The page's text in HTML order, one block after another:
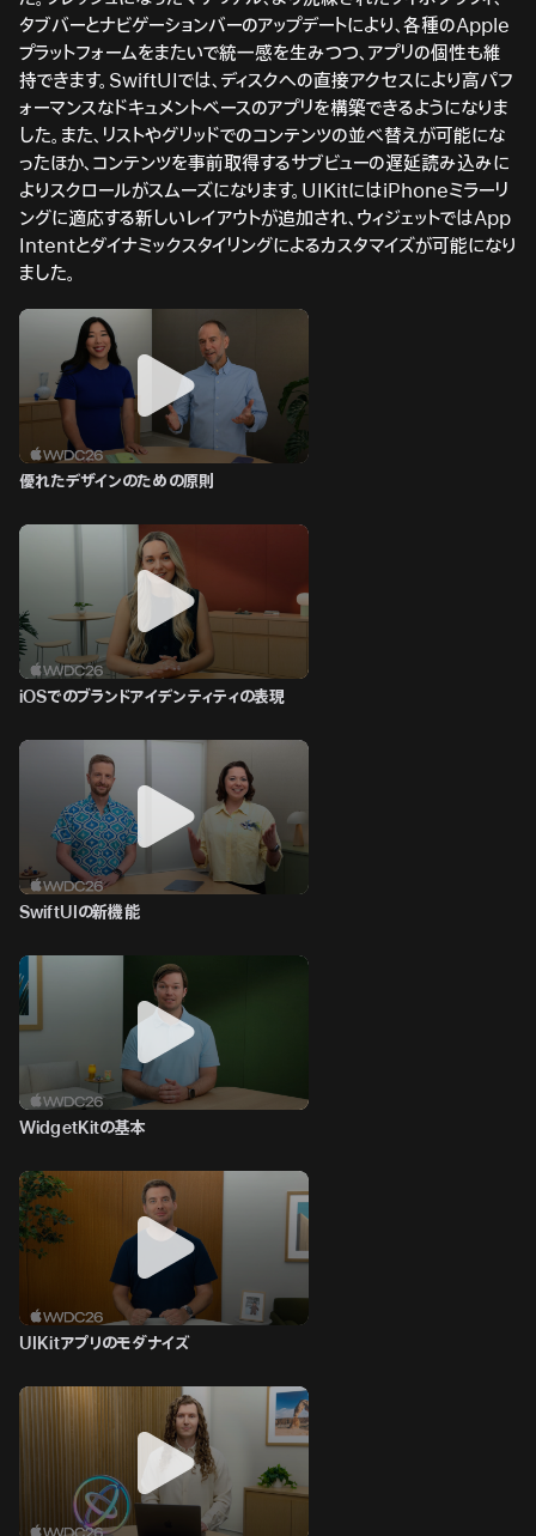
タブバーとナビゲーションバーのアップデートにより、各種のApple
プラットフォームをまたいで統一感を生みつつ、アプリの個性も維
持できます。SwiftUIでは、ディスクへの直接アクセスにより高パフ
ォーマンスなドキュメントベースのアプリを構築できるようになりま
した。また、リストやグリッドでのコンテンツの並べ替えが可能にな
ったほか、コンテンツを事前取得するサブビューの遅延読み込みに
よりスクロールがスムーズになります。UIKitにはiPhoneミラーリ
ングに適応する新しいレイアウトが追加され、ウィジェットではApp
Intentとダイナミックスタイリングによるカスタマイズが可能になり
ました。
優れたデザインのための原則
iOSでのブランドアイデンティティの表現
SwiftUIの新機能
WidgetKitの基本
UIKitアプリのモダナイズ